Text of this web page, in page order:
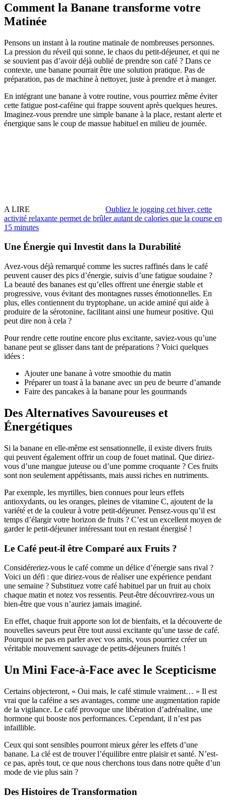
Comment la Banane transforme votre
Matinée
Pensons un instant à la routine matinale de nombreuses personnes.
La pression du réveil qui sonne, le chaos du petit-déjeuner, et qui ne
se souvient pas d’avoir déjà oublié de prendre son café ? Dans ce
contexte, une banane pourrait être une solution pratique. Pas de
préparation, pas de machine à nettoyer, juste à prendre et à manger.
En intégrant une banane à votre routine, vous pourriez même éviter
cette fatigue post-caféine qui frappe souvent après quelques heures.
Imaginez-vous prendre une simple banane à la place, restant alerte et
énergique sans le coup de massue habituel en milieu de journée.
A LIRE
Oubliez le jogging cet hiver, cette
activité relaxante permet de brûler autant de calories que la course en
15 minutes
Une Énergie qui Investit dans la Durabilité
Avez-vous déjà remarqué comme les sucres raffinés dans le café
peuvent causer des pics d’énergie, suivis d’une fatigue soudaine ?
La beauté des bananes est qu’elles offrent une énergie stable et
progressive, vous évitant des montagnes russes émotionnelles. En
plus, elles contiennent du tryptophane, un acide aminé qui aide à
produire de la sérotonine, facilitant ainsi une humeur positive. Qui
peut dire non à cela ?
Pour rendre cette routine encore plus excitante, saviez-vous qu’une
banane peut se glisser dans tant de préparations ? Voici quelques
idées :
Ajouter une banane à votre smoothie du matin
Préparer un toast à la banane avec un peu de beurre d’amande
Faire des pancakes à la banane pour les gourmands
Des Alternatives Savoureuses et
Énergétiques
Si la banane en elle-même est sensationnelle, il existe divers fruits
qui peuvent également offrir un coup de fouet matinal. Que diriez-
vous d’une mangue juteuse ou d’une pomme croquante ? Ces fruits
sont non seulement appétissants, mais aussi riches en nutriments.
Par exemple, les myrtilles, bien connues pour leurs effets
antioxydants, ou les oranges, pleines de vitamine C, ajoutent de la
variété et de la couleur à votre petit-déjeuner. Pensez-vous qu’il est
temps d’élargir votre horizon de fruits ? C’est un excellent moyen de
garder le petit-déjeuner intéressant tout en restant énergisé !
Le Café peut-il être Comparé aux Fruits ?
Considéreriez-vous le café comme un délice d’énergie sans rival ?
Voici un défi : que diriez-vous de réaliser une expérience pendant
une semaine ? Substituez votre café habituel par un fruit au choix
chaque matin et notez vos ressentis. Peut-être découvrirez-vous un
bien-être que vous n’auriez jamais imaginé.
En effet, chaque fruit apporte son lot de bienfaits, et la découverte de
nouvelles saveurs peut être tout aussi excitante qu’une tasse de café.
Pourquoi ne pas en parler avec vos amis, vous pourriez créer un
véritable mouvement sauvage de petits-déjeuners fruités !
Un Mini Face-à-Face avec le Scepticisme
Certains objecteront, « Oui mais, le café stimule vraiment… » Il est
vrai que la caféine a ses avantages, comme une augmentation rapide
de la vigilance. Le café provoque une libération d’adrénaline, une
hormone qui booste nos performances. Cependant, il n’est pas
infaillible.
Ceux qui sont sensibles pourront mieux gérer les effets d’une
banane. La clé est de trouver l’équilibre entre plaisir et santé. N’est-
ce pas, après tout, ce que nous cherchons tous dans notre quête d’un
mode de vie plus sain ?
Des Histoires de Transformation